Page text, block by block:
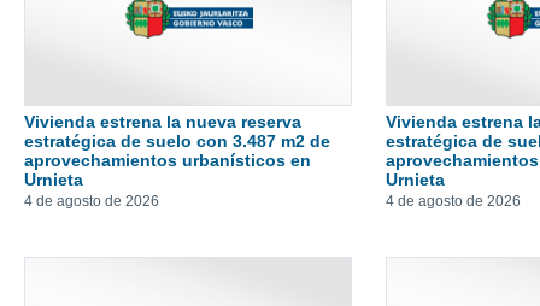
Vivienda estrena la nueva reserva
estratégica de suelo con 3.487 m2 de
aprovechamientos urbanísticos en
Urnieta
4 de agosto de 2026
Vivienda estrena
estratégica de
Urnieta
4 de agosto de 2026